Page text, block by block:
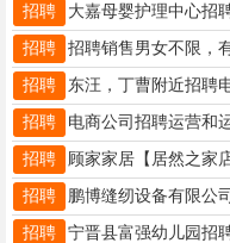
招聘
招聘
招聘
招聘
招聘
招聘
招聘